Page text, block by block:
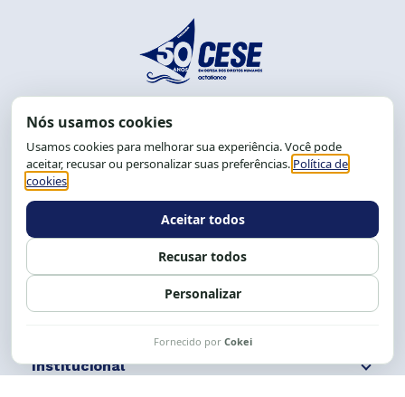
End.: R. da Graça, 150. Graça
CEP: 40.150-055
Salvador-BA, Brasil.
Tel.: (71) 2104-5457, Cel.: (71) 9 9239-2104 ou 2105
Expediente: 8h às 12h e 13 às 17h.
Siga nossas redes Fale conosco
Institucional